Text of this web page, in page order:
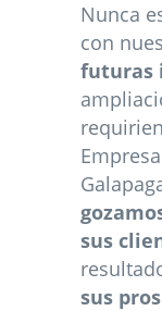
Nunca
con
futuras
sus
sus